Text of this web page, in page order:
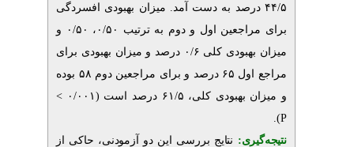
درصد به دست آمد. میزان بهبودی افسردگی
برای مراجعین اول و دوم به ترتیب ۰/۵۰، ۰/۵۰ و
میزان بهبودی کلی ۰/۶ درصد و میزان بهبودی برای
مراجع اول ۶۵ درصد و برای مراجعین دوم ۵۸ بوده
کلی، ۶۱/۵ درصد است (۰/۰۰۱ >
نتایج بررسی این دو آزمودنی، حاکی از